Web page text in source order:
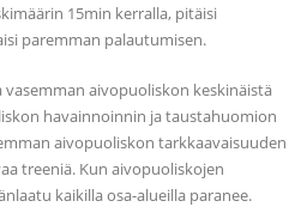
15min kerralla, pitäisi
paremman palautumisen.
aivopuoliskon keskinäistä
havainnoinnin ja taustahuomion
aivopuoliskon tarkkaavaisuuden
treeniä. Kun aivopuoliskojen
kaikilla osa-alueilla paranee.